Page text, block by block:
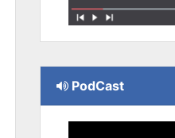
PodCast